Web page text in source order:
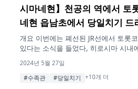
시마네현】천공의 역에서 토
네현 읍남초에서 당일치기 드
기자!
개요 이번에는 폐선된 JR선에서 토롯
있다는 소식을 들었다, 히로시마 시내
역은 무려 지상 20m에 있는 ‘하늘의 역
자연을 만끽하며 히로시마 현 경계 부
2024년 5월 27일
#수족관
#당일치기 +10개 더